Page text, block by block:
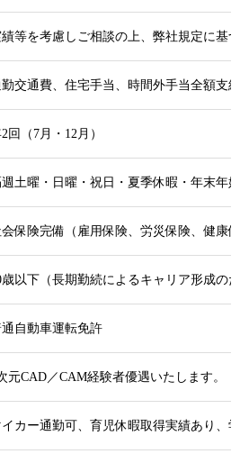
等を考慮しご相談の上、弊社規定に基づ
交通費、住宅手当、時間外手当全額支給
回（7月・12月）
週土曜・日曜・祝日・夏季休暇・年末年始
保険完備（雇用保険、労災保険、健康保
歳以下（長期勤続によるキャリア形成の
自動車運転免許
元CAD／CAM経験者優遇いたします。（
イカー通勤可、育児休暇取得実績あり、学